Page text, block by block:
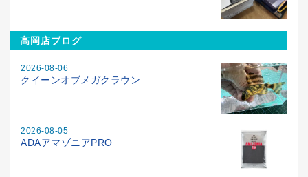
高岡店ブログ
2026-08-06
クイーンオブメガクラウン
2026-08-05
ADAアマゾニアPRO